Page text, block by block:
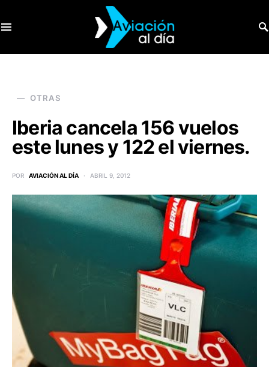
OTRAS
Iberia cancela 156 vuelos
este lunes y 122 el viernes.
POR AVIACIÓN AL DÍA ABRIL 9, 2012